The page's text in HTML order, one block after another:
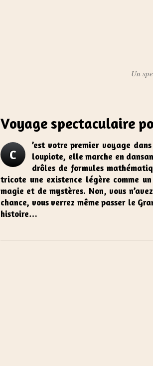
Un
Voyage spectaculaire
C
’est votre premier voyage
loupiote, elle marche en
drôles de formules
tricote une existence légère comme
magie et de mystères. Non, vous
chance, vous verrez même passer le
histoire…